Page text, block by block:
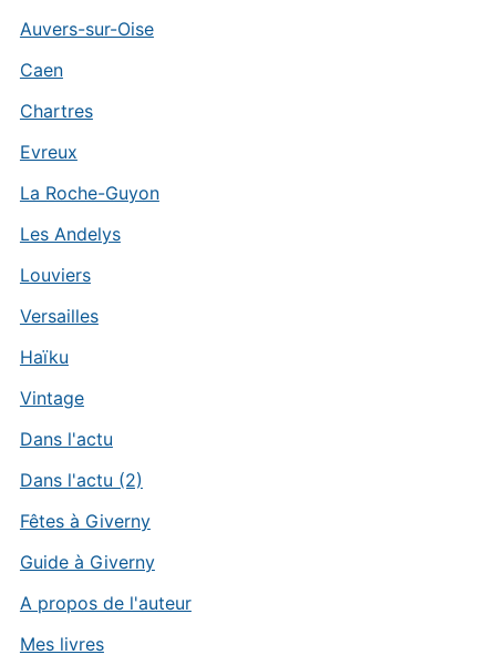
Auvers-sur-Oise
Caen
Chartres
Evreux
La Roche-Guyon
Les Andelys
Louviers
Versailles
Haïku
Vintage
Dans l'actu
Dans l'actu (2)
Fêtes à Giverny
Guide à Giverny
A propos de l'auteur
Mes livres